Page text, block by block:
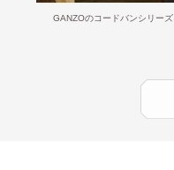
GANZOのコードバンシリーズ